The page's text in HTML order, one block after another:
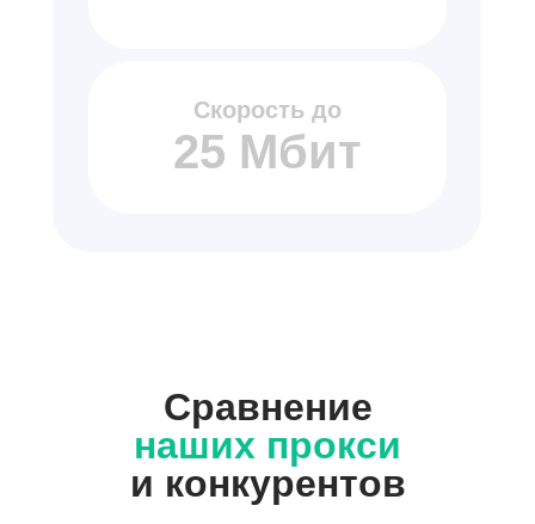
25 Мбит
Скорость до
Сравнение
наших прокси
и конкурентов